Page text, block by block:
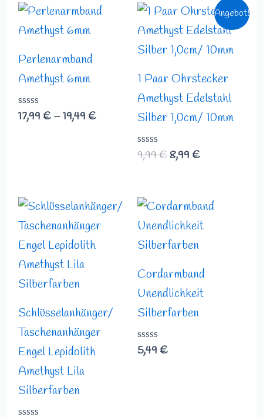
Perlenarmband
Amethyst 6mm
Bewertet
mit
17,99 € –19,49 €
Preisspanne:
Angebot!
1 Paar Ohrstecker
Amethyst Edelstahl
Silber 1,0cm/ 10mm
Bewertet
mit
9,99€
Ursprünglicher
war:
9,99 €
8,99 €
Aktueller
Preis
ist:
8,99 €.
Schlüsselanhänger/
Taschenanhänger
Engel Lepidolith
Amethyst Lila
Silberfarben
Cordarmband
Unendlichkeit
Silberfarben
Bewertet
mit
5,49 €